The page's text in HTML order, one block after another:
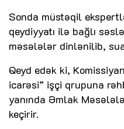
Sonda müstəqil
qeydiyyatı ilə bağlı
məsələlər dinlənilib,
Qeyd edək ki,
icarəsi” işçi qrupuna
yanında Əmlak
keçirir.